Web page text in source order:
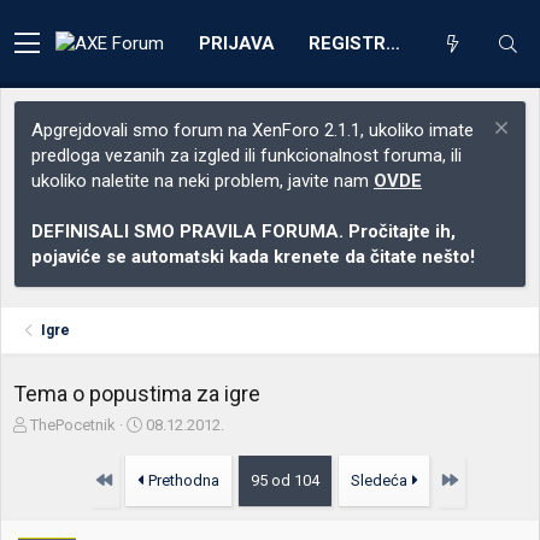
PRIJAVA REGISTRACIJA
Apgrejdovali smo forum na XenForo 2.1.1, ukoliko imate
predloga vezanih za izgled ili funkcionalnost foruma, ili
ukoliko naletite na neki problem, javite nam OVDE
DEFINISALI SMO PRAVILA FORUMA. Pročitajte ih,
pojaviće se automatski kada krenete da čitate nešto!
Igre
Tema o popustima za igre
Z
ThePocetnik
D
u
m
08.12.2012.
Prvo Prethodna 95 od 104 Sledeća Poslednja